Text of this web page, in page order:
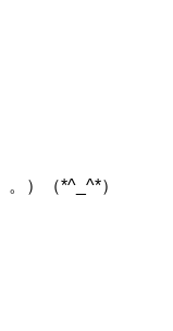
）（*^_^*）